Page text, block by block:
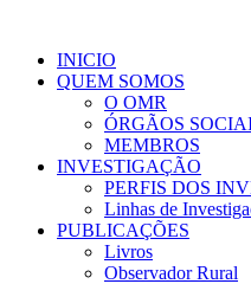
INICIO
QUEM SOMOS
O OMR
ÓRGÃOS
MEMBROS
INVESTIGAÇÃO
PERFIS DOS
Linhas de
PUBLICAÇÕES
Livros
Observador Rural